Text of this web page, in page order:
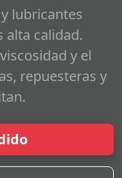
lubricantes
alta calidad.
y el
repuesteras y